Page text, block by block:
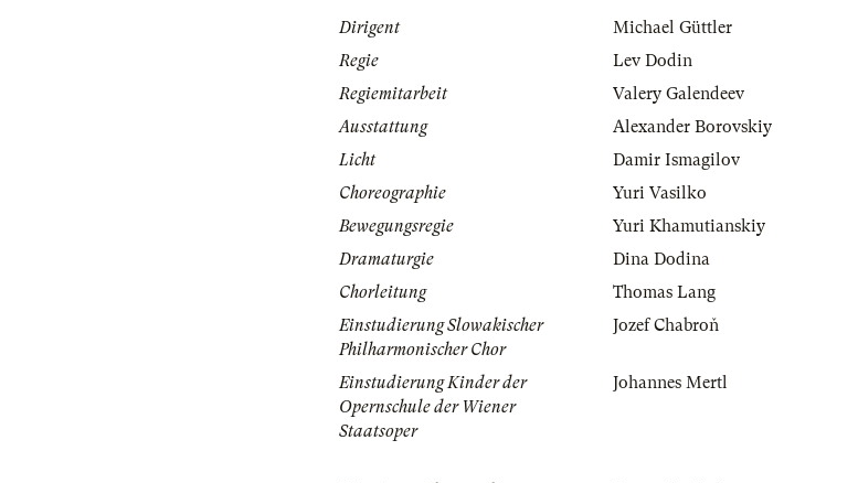
Dirigent
Michael Güttler
Regie
Lev Dodin
Regiemitarbeit
Valery Galendeev
Ausstattung
Alexander Borovskiy
Licht
Damir Ismagilov
Choreographie
Yuri Vasilko
Bewegungsregie
Yuri Khamutianskiy
Dramaturgie
Dina Dodina
Chorleitung
Thomas Lang
Einstudierung Slowakischer
Philharmonischer Chor
Jozef Chabroň
Einstudierung Kinder der
Opernschule der Wiener
Staatsoper
Johannes Mertl